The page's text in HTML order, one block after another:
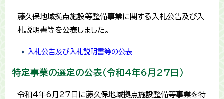
藤久保地域拠点施設等整備事業に関する入札公告及び入
札説明書等を公表しました。
入札公告及び入札説明書等の公表
特定事業の選定の公表（令和4年6月27日）
令和4年6月27日に藤久保地域拠点施設整備等事業を特